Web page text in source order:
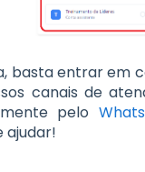
basta entrar em
canais de
pelo
ajudar!